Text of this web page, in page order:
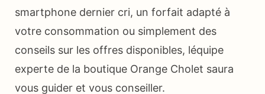
smartphone dernier cri, un forfait adapté à
votre consommation ou simplement des
conseils sur les offres disponibles, léquipe
experte de la boutique Orange Cholet saura
vous guider et vous conseiller.